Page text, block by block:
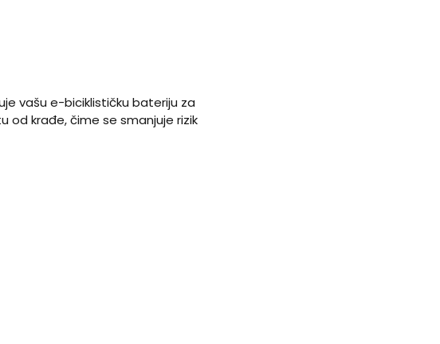
vašu e-biciklističku bateriju za
od krađe, čime se smanjuje rizik